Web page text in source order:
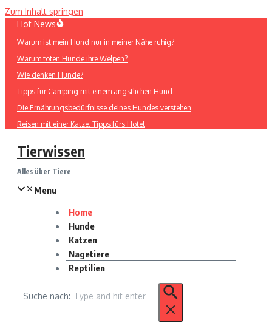
Zum Inhalt springen
Hot News
Warum ist mein Hund nur in meiner Nähe ruhig?
Warum töten Hunde ihre Welpen?
Wie denken Hunde?
Tipps für Camping mit einem ängstlichen Hund
Die Ernährungsbedürfnisse deines Hundes verstehen
Reisen mit einer Katze: Tipps fürs Hotel
Tierwissen
Alles über Tiere
Menu
Home
Hunde
Katzen
Nagetiere
Reptilien
Suche nach: